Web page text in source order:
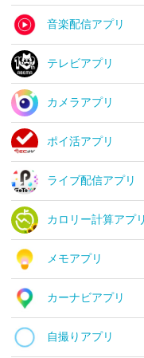
音楽配信アプリ
テレビアプリ
カメラアプリ
ポイ活アプリ
ライブ配信アプリ
カロリー計算アプリ
メモアプリ
カーナビアプリ
自撮りアプリ